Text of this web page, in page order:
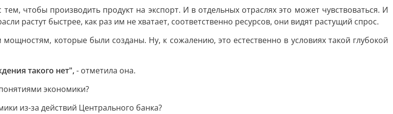
чтобы производить продукт на экспорт. И в отдельных отраслях это может чувствоваться. И
растут быстрее, как раз им не хватает, соответственно ресурсов, они видят растущий спрос.
которые были созданы. Ну, к сожалению, это естественно в условиях такой глубокой
такого нет",- отметила она.
экономики?
из-за действий Центрального банка?